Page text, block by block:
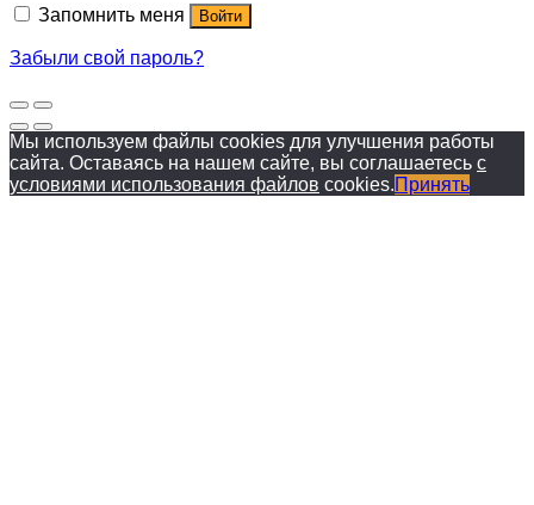
Запомнить меня Войти
Забыли свой пароль?
Мы используем файлы cookies для улучшения работы
сайта. Оставаясь на нашем сайте, вы соглашаетесь с
условиями использования файлов cookies.Принять